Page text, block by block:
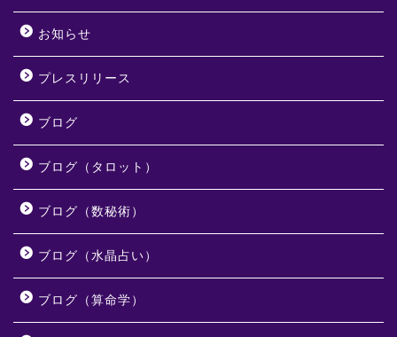
お知らせ
プレスリリース
ブログ
ブログ（タロット）
ブログ（数秘術）
ブログ（水晶占い）
ブログ（算命学）